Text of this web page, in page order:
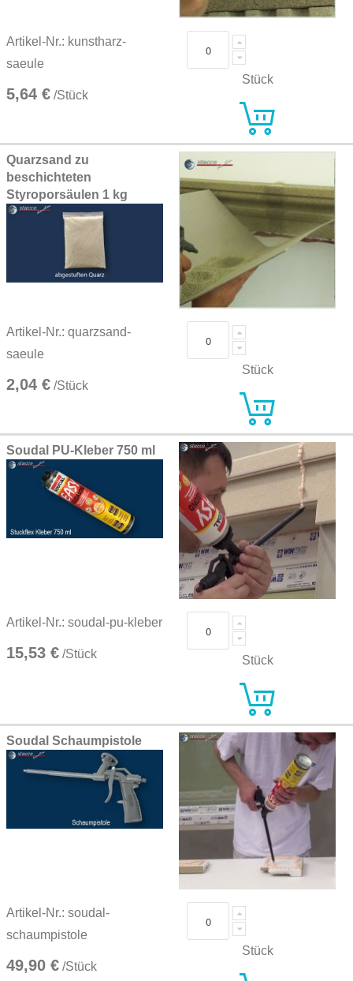
Artikel-Nr.: kunstharz-
saeule
5,64 € /Stück
Stück
Quarzsand zu
beschichteten
Styroporsäulen 1 kg
Artikel-Nr.: quarzsand-
saeule
2,04 € /Stück
Stück
Soudal PU-Kleber 750 ml
Artikel-Nr.: soudal-pu-kleber
15,53 € /Stück Stück
Soudal Schaumpistole
Artikel-Nr.: soudal-
schaumpistole
49,90 € /Stück
Stück